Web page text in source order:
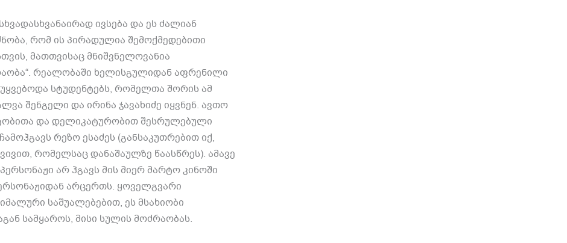
ივსება და ეს ძალიან
, რომ ის პირადულია შემოქმედებითი
, მათთვისაც მნიშვნელოვანია
“. რეალობაში ხელისგულიდან აფრენილი
სტუდენტებს, რომელთა შორის ამ
შენგელი და ირინა ჯავახიძე იყვნენ. ავთო
და დელიკატურობით შესრულებული
რეზო ესაძეს (განსაკუთრებით იქ,
, რომელსაც დანაშაულზე წაასწრეს). ამავე
არ ჰგავს მის მიერ მარტო კინოში
არცერთს. ყოველგვარი
საშუალებებით, ეს მსახიობი
სამყაროს, მისი სულის მოძრაობას.